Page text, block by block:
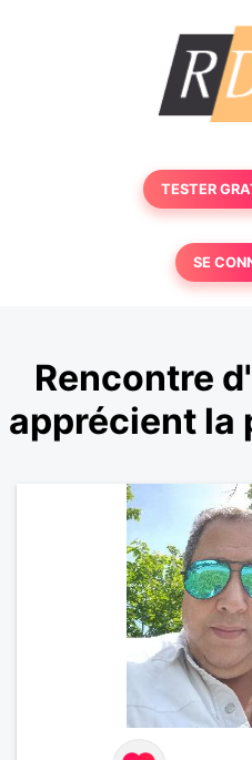
TESTER
SE
Rencontre
apprécient la